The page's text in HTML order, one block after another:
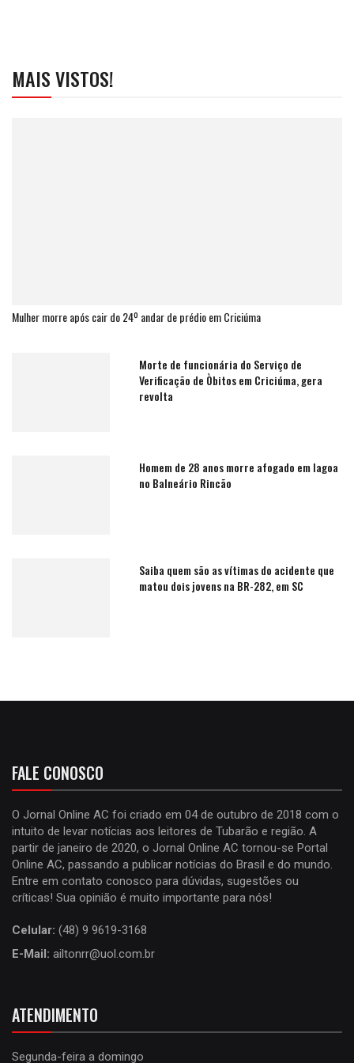
MAIS VISTOS!
Mulher morre após cair do 24º andar de prédio em Criciúma
Morte de funcionária do Serviço de
Verificação de Òbitos em Criciúma, gera
revolta
Homem de 28 anos morre afogado em lagoa
no Balneário Rincão
Saiba quem são as vítimas do acidente que
matou dois jovens na BR-282, em SC
FALE CONOSCO
O Jornal Online AC foi criado em 04 de outubro de 2018 com o
intuito de levar notícias aos leitores de Tubarão e região. A
partir de janeiro de 2020, o Jornal Online AC tornou-se Portal
Online AC, passando a publicar notícias do Brasil e do mundo.
Entre em contato conosco para dúvidas, sugestões ou
críticas! Sua opinião é muito importante para nós!
Celular: (48) 9 9619-3168
E-Mail: ailtonrr@uol.com.br
ATENDIMENTO
Segunda-feira a domingo